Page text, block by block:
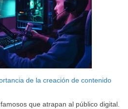
de la creación de contenido
que atrapan al público digital.